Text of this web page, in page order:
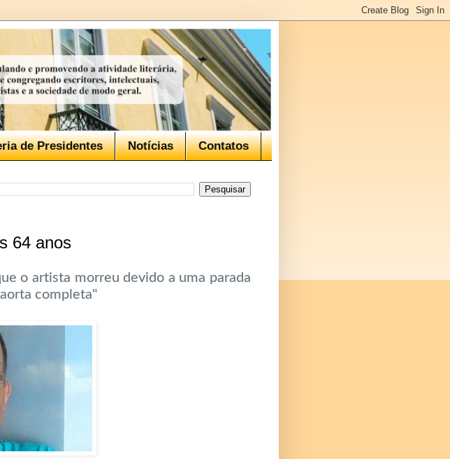
de Presidentes Notícias Contatos
64 anos
o artista morreu devido a uma parada
completa"